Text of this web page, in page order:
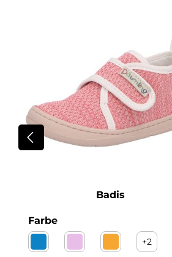
Badis
Farbeauswählen
Crea aqua Futterlos
Crea confetto Futterlos
Crea orange
+2